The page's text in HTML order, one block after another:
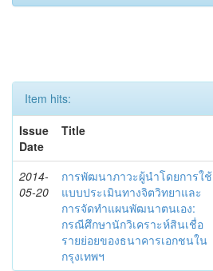
Item hits:
Issue
Date
Title
2014-
05-20
การพัฒนาภาวะผู้นำโดยการใช้
แบบประเมินทางจิตวิทยาและ
การจัดทำแผนพัฒนาตนเอง:
กรณีศึกษานักวิเคราะห์สินเชื่อ
รายย่อยของธนาคารเอกชนใน
กรุงเทพฯ